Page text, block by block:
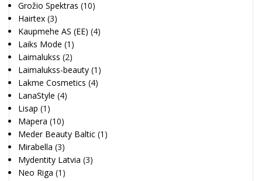
Grožio Spektras (10)
Hairtex (3)
Kaupmehe AS (EE) (4)
Laiks Mode (1)
Laimalukss (2)
Laimalukss-beauty (1)
Lakme Cosmetics (4)
LanaStyle (4)
Lisap (1)
Mapera (10)
Meder Beauty Baltic (1)
Mirabella (3)
Mydentity Latvia (3)
Neo Riga (1)